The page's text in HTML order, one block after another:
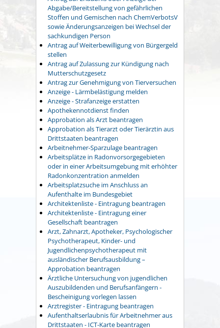
Abgabe/Bereitstellung von gefährlichen
Stoffen und Gemischen nach ChemVerbotsV
sowie Änderungsanzeigen bei Wechsel der
sachkundigen Person
Antrag auf Weiterbewilligung von Bürgergeld
stellen
Antrag auf Zulassung zur Kündigung nach
Mutterschutzgesetz
Antrag zur Genehmigung von Tierversuchen
Anzeige - Lärmbelästigung melden
Anzeige - Strafanzeige erstatten
Apothekennotdienst finden
Approbation als Arzt beantragen
Approbation als Tierarzt oder Tierärztin aus
Drittstaaten beantragen
Arbeitnehmer-Sparzulage beantragen
Arbeitsplätze in Radonvorsorgegebieten
oder in einer Arbeitsumgebung mit erhöhter
Radonkonzentration anmelden
Arbeitsplatzsuche im Anschluss an
Aufenthalte im Bundesgebiet
Architektenliste - Eintragung beantragen
Architektenliste - Eintragung einer
Gesellschaft beantragen
Arzt, Zahnarzt, Apotheker, Psychologischer
Psychotherapeut, Kinder- und
Jugendlichenpsychotherapeut mit
ausländischer Berufsausbildung –
Approbation beantragen
Ärztliche Untersuchung von jugendlichen
Auszubildenden und Berufsanfängern -
Bescheinigung vorlegen lassen
Arztregister - Eintragung beantragen
Aufenthaltserlaubnis für Arbeitnehmer aus
Drittstaaten - ICT-Karte beantragen